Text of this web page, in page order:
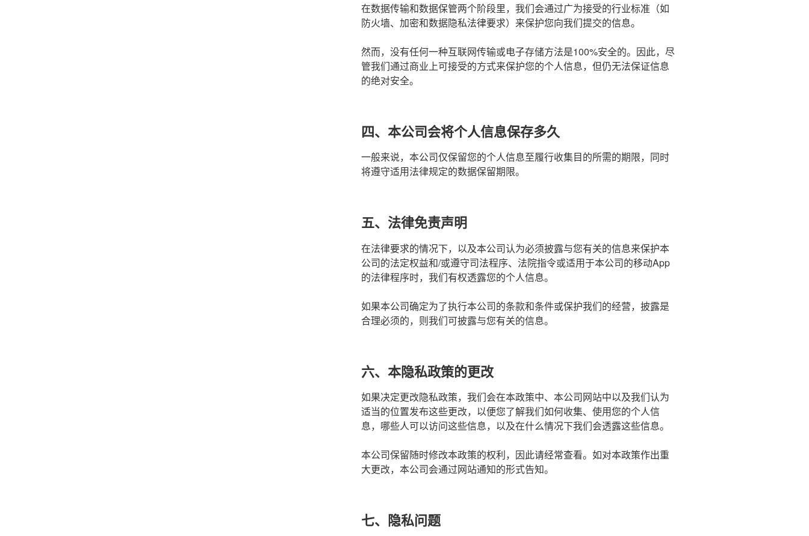
在数据传输和数据保管两个阶段里，我们会通过广为接受的行业标准（如
防火墙、加密和数据隐私法律要求）来保护您向我们提交的信息。
然而，没有任何一种互联网传输或电子存储方法是100%安全的。因此，尽
管我们通过商业上可接受的方式来保护您的个人信息，但仍无法保证信息
的绝对安全。
四、本公司会将个人信息保存多久
一般来说，本公司仅保留您的个人信息至履行收集目的所需的期限，同时
将遵守适用法律规定的数据保留期限。
五、法律免责声明
在法律要求的情况下，以及本公司认为必须披露与您有关的信息来保护本
公司的法定权益和/或遵守司法程序、法院指令或适用于本公司的移动App
的法律程序时，我们有权透露您的个人信息。
如果本公司确定为了执行本公司的条款和条件或保护我们的经营，披露是
合理必须的，则我们可披露与您有关的信息。
六、本隐私政策的更改
如果决定更改隐私政策，我们会在本政策中、本公司网站中以及我们认为
适当的位置发布这些更改，以便您了解我们如何收集、使用您的个人信
息，哪些人可以访问这些信息，以及在什么情况下我们会透露这些信息。
本公司保留随时修改本政策的权利，因此请经常查看。如对本政策作出重
大更改，本公司会通过网站通知的形式告知。
七、隐私问题